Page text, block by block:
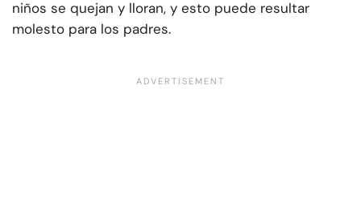
niños se quejan y lloran, y esto puede resultar
molesto para los padres.